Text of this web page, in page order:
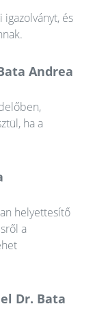
igazolványt, és
Andrea
ha a
helyettesítő
a
Dr. Bata